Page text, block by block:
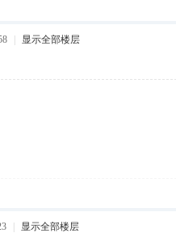
显示全部楼层
显示全部楼层